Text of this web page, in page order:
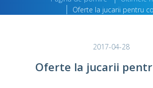
Oferte la jucarii pentru
2017-04-28
Oferte la jucarii